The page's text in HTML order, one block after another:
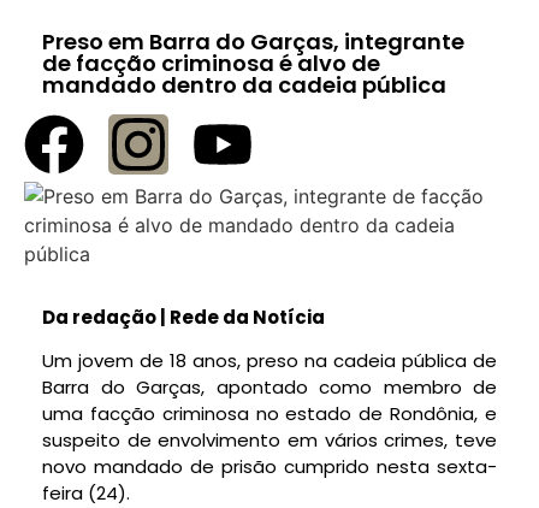
Preso em Barra do Garças, integrante
de facção criminosa é alvo de
mandado dentro da cadeia pública
Da redação | Rede da Notícia
Um jovem de 18 anos, preso na cadeia pública de
Barra do Garças, apontado como membro de
uma facção criminosa no estado de Rondônia, e
suspeito de envolvimento em vários crimes, teve
novo mandado de prisão cumprido nesta sexta-
feira (24).